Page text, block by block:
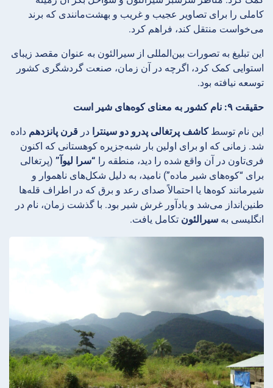
کاملی را برای تصاویر عجیب و غریب و بهشت‌مانندی که برند
می‌خواست منتقل کند، فراهم کرد.
این تبلیغ به تصورات بین‌المللی از سیرالئون به عنوان مقصد زیبای
استوایی کمک کرد، اگرچه در آن زمان، صنعت گردشگری کشور
توسعه نیافته بود.
حقیقت ۹: نام کشور به معنای کوه‌های شیر است
این نام توسطکاشف پرتغالی پدرو دو سینترا در قرن پانزدهم داده
شد. زمانی که او برای اولین بار شبه‌جزیره کوهستانی که اکنون
فری‌تاون در آن واقع شده را دید، منطقه را “سرا لیوآ” (پرتغالی
برای “کوه‌های شیر ماده”) نامید، به دلیل شکل‌های ناهموار و
شیرمانند کوه‌ها یا احتمالاً صدای رعد و برق که در اطراف قله‌ها
طنین‌انداز می‌شد و یادآور غرش شیر بود. با گذشت زمان، نام در
انگلیسی به سیرالئون تکامل یافت.